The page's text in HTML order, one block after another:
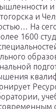
и
На
1600